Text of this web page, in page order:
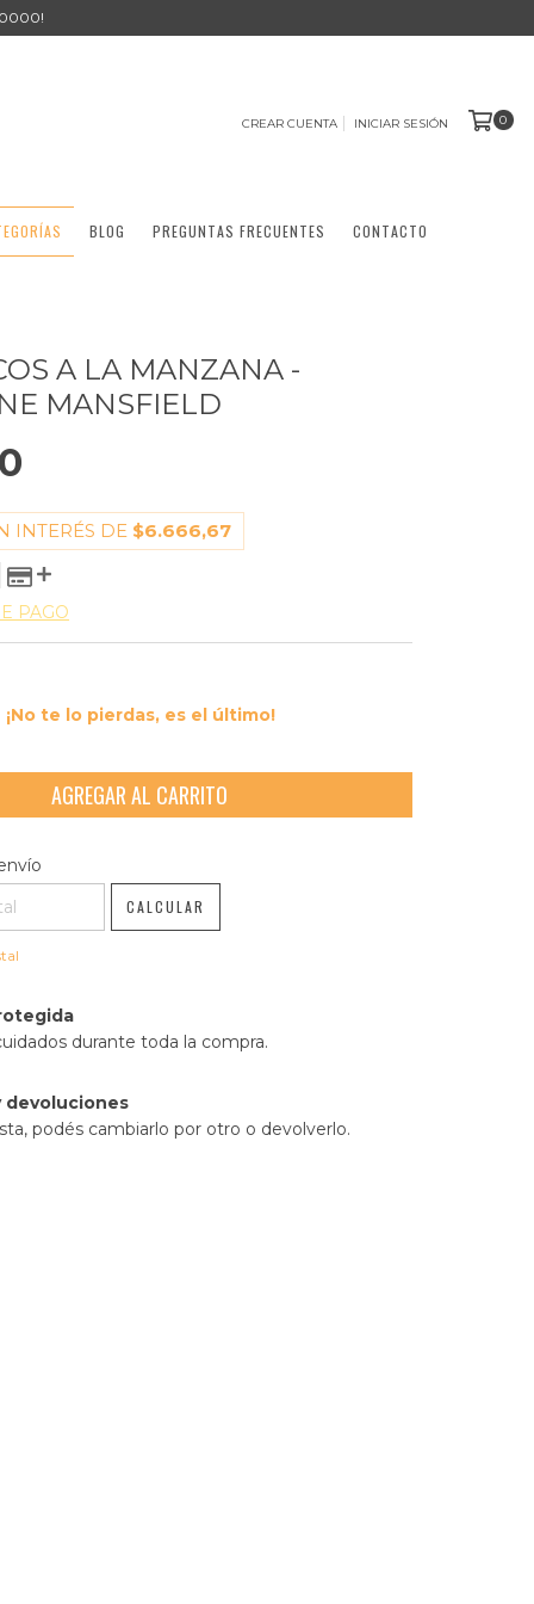
CREAR CUENTA INICIAR SESIÓN 0
BLOG PREGUNTAS FRECUENTES CONTACTO
A LA MANZANA -
MANSFIELD
INTERÉS DE $6.666,67
PAGO
¡No te lo pierdas, es el último!
CP:
CALCULAR
durante toda la compra.
devoluciones
podés cambiarlo por otro o devolverlo.